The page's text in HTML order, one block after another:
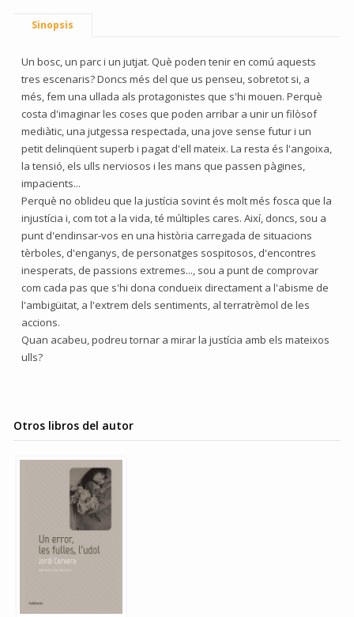
Sinopsis
Un bosc, un parc i un jutjat. Què poden tenir en comú aquests
tres escenaris? Doncs més del que us penseu, sobretot si, a
més, fem una ullada als protagonistes que s'hi mouen. Perquè
costa d'imaginar les coses que poden arribar a unir un filòsof
mediàtic, una jutgessa respectada, una jove sense futur i un
petit delinqüent superb i pagat d'ell mateix. La resta és l'angoixa,
la tensió, els ulls nerviosos i les mans que passen pàgines,
impacients...
Perquè no oblideu que la justícia sovint és molt més fosca que la
injustícia i, com tot a la vida, té múltiples cares. Així, doncs, sou a
punt d'endinsar-vos en una història carregada de situacions
tèrboles, d'enganys, de personatges sospitosos, d'encontres
inesperats, de passions extremes..., sou a punt de comprovar
com cada pas que s'hi dona condueix directament a l'abisme de
l'ambigüitat, a l'extrem dels sentiments, al terratrèmol de les
accions.
Quan acabeu, podreu tornar a mirar la justícia amb els mateixos
ulls?
Otros libros del autor